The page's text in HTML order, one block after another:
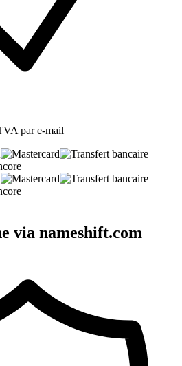
par e-mail
via nameshift.com